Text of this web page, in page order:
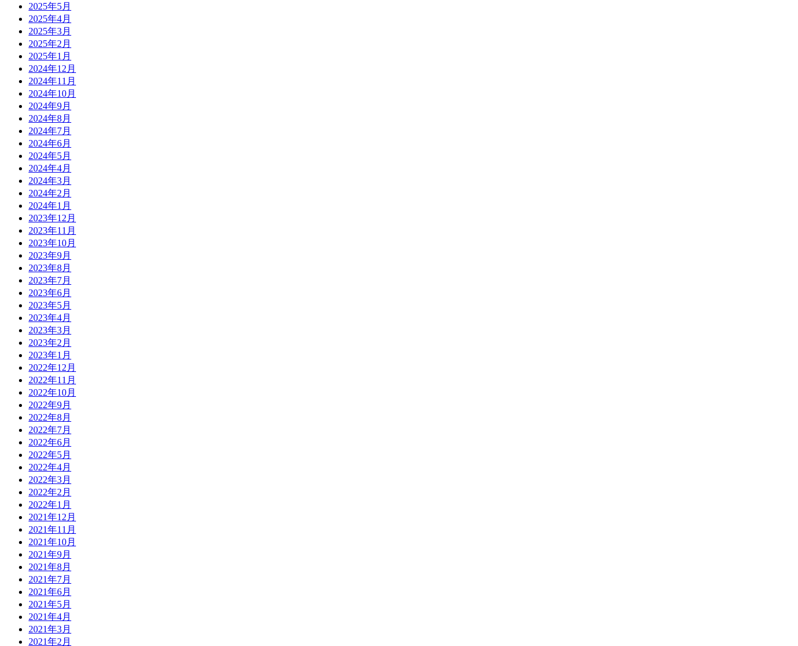
2025年5月
2025年4月
2025年3月
2025年2月
2025年1月
2024年12月
2024年11月
2024年10月
2024年9月
2024年8月
2024年7月
2024年6月
2024年5月
2024年4月
2024年3月
2024年2月
2024年1月
2023年12月
2023年11月
2023年10月
2023年9月
2023年8月
2023年7月
2023年6月
2023年5月
2023年4月
2023年3月
2023年2月
2023年1月
2022年12月
2022年11月
2022年10月
2022年9月
2022年8月
2022年7月
2022年6月
2022年5月
2022年4月
2022年3月
2022年2月
2022年1月
2021年12月
2021年11月
2021年10月
2021年9月
2021年8月
2021年7月
2021年6月
2021年5月
2021年4月
2021年3月
2021年2月